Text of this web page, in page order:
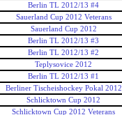
Berlin TL 2012/13 #4
Sauerland Cup 2012 Veterans
Sauerland Cup 2012
Berlin TL 2012/13 #3
Berlin TL 2012/13 #2
Teplysovice 2012
Berlin TL 2012/13 #1
Berliner Tischeishockey Pokal 2012
Schlicktown Cup 2012
Schlicktown Cup 2012 Veterans